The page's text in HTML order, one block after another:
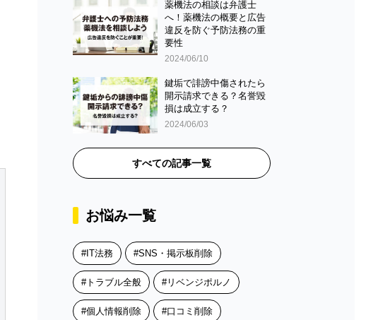
薬機法の相談は弁護士
へ！薬機法の概要と広告
違反を防ぐ予防法務の重
要性
2024/06/10
鍵垢で誹謗中傷されたら
開示請求できる？名誉毀
損は成立する？
2024/06/03
すべての記事一覧
お悩み一覧
IT法務 SNS・掲示板削除
トラブル全般 リベンジポルノ
個人情報削除 口コミ削除